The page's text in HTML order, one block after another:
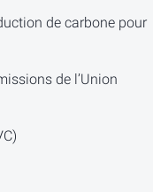
de carbone pour
de l’Union